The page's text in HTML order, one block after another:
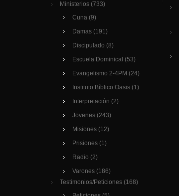
Ministerios (733)
Cuna (9)
Damas (191)
Discipulado (8)
Escuela Dominical (53)
Evangelismo 2-4PM (24)
Instituto Bíblico Oasis (1)
Interpretación (2)
Jovenes (243)
Misiones (12)
Prisiones (1)
Radio (2)
Varones (186)
Testimonios/Peticiones (168)